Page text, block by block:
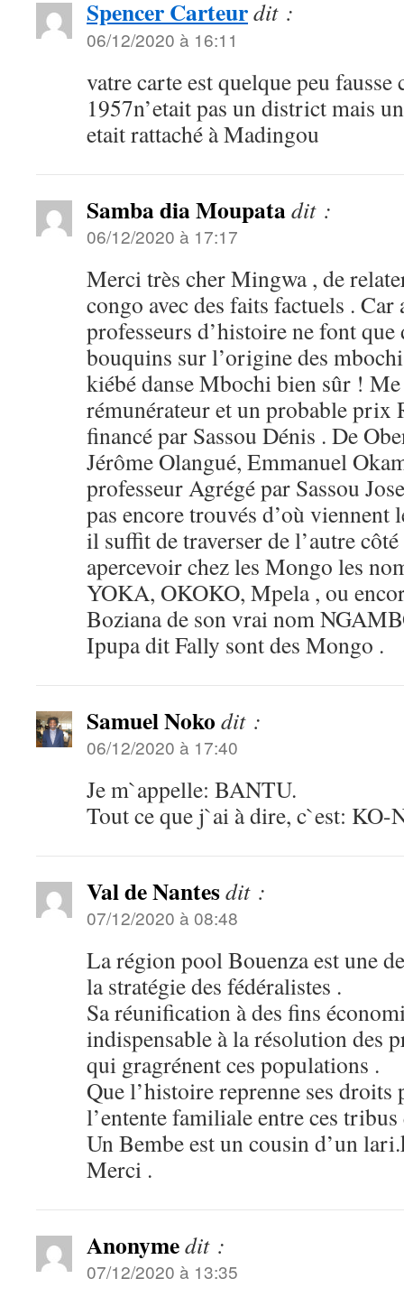
Spencer Carteurdit :
06/12/2020 à 16:11
vatre carte est quelque peu
1957n’etait pas un district mais
etait rattaché à Madingou
Samba dia Moupatadit :
06/12/2020 à 17:17
Merci très cher Mingwa , de
congo avec des faits factuels .
professeurs d’histoire ne font que
bouquins sur l’origine des
kiébé danse Mbochi bien sûr !
rémunérateur et un probable prix
financé par Sassou Dénis . De
Jérôme Olangué, Emmanuel
professeur Agrégé par Sassou
pas encore trouvés d’où viennent
il suffit de traverser de l’autre
apercevoir chez les Mongo les
YOKA, OKOKO, Mpela , ou
Boziana de son vrai nom
Ipupa dit Fally sont des Mongo .
Samuel Noko dit :
06/12/2020 à 17:40
Je m`appelle: BANTU.
Tout ce que j`ai à dire, c`est: KO-
Val de Nantesdit :
07/12/2020 à 08:48
La région pool Bouenza est une
la stratégie des fédéralistes .
Sa réunification à des fins
indispensable à la résolution des
qui gragrénent ces populations .
Que l’histoire reprenne ses droits
l’entente familiale entre ces
Un Bembe est un cousin d’un
Merci .
Anonymedit :
07/12/2020 à 13:35